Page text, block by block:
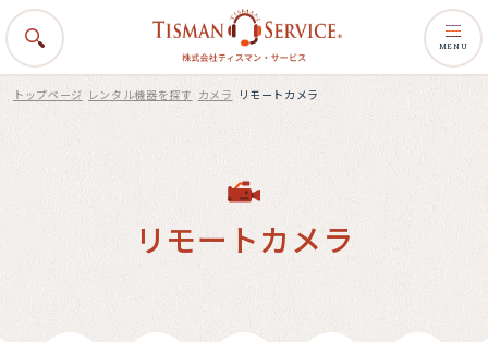
MENU
トップページ レンタル機器を探す カメラ リモートカメラ
リモートカメラ